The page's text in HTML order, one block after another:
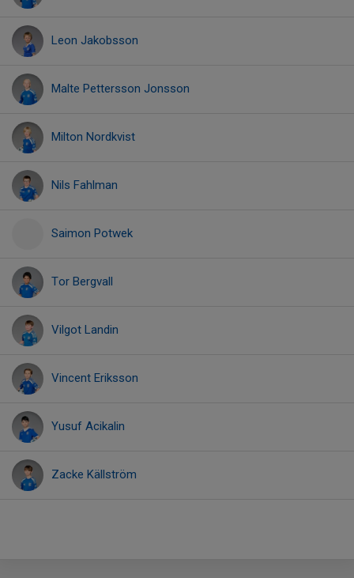
Leon Jakobsson
Malte Pettersson Jonsson
Milton Nordkvist
Nils Fahlman
Saimon Potwek
Tor Bergvall
Vilgot Landin
Vincent Eriksson
Yusuf Acikalin
Zacke Källström